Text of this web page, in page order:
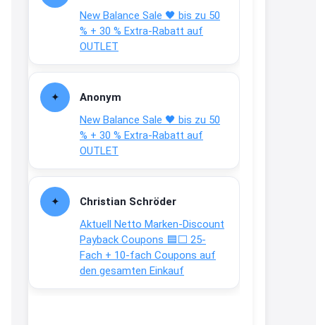
New Balance Sale 🖤 bis zu 50
% + 30 % Extra-Rabatt auf
OUTLET
Anonym
New Balance Sale 🖤 bis zu 50
% + 30 % Extra-Rabatt auf
OUTLET
Christian Schröder
Aktuell Netto Marken-Discount
Payback Coupons 🟦⬜ 25-
Fach + 10-fach Coupons auf
den gesamten Einkauf
verfärbt sich ab 28 Grad /siehe
Text weiter unten
shop.bioeg.de/aufkleber-
achtun...
↩
Joachim
Gratis personalisierte 7-Tage
Ration Micronährstoffe/ Vitamine
↩
Joachim